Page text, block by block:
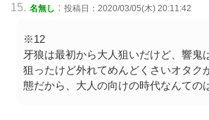
名無し : 投稿日：2020/03/05(木) 20:11:42
※12
牙狼は最初から大人狙いだけど、響鬼
狙ったけど外れてめんどくさいオタク
態だから、大人の向けの時代なんての